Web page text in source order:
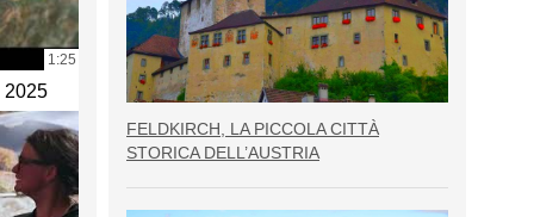
1:25
2025
FELDKIRCH, LA PICCOLA CITTÀ
STORICA DELL’AUSTRIA